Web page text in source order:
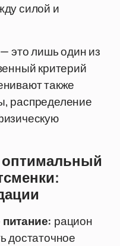
силой и
это лишь один из
критерий
также
распределение
оптимальный
рацион
достаточное